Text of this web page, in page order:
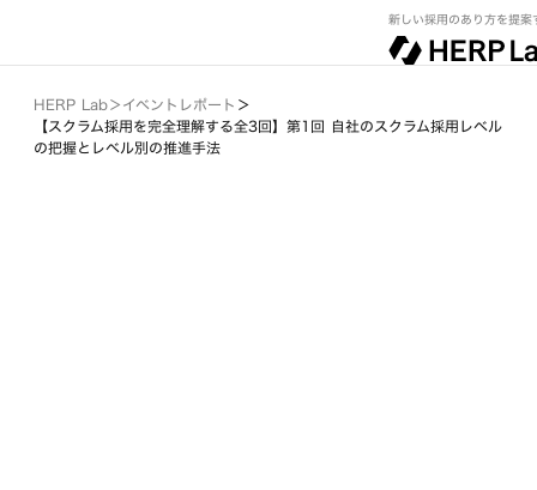
新しい採用のあり方を提案
HERP Lab＞イベントレポート ＞
【スクラム採用を完全理解する全3回】第1回 自社のスクラム採用レベル
の把握とレベル別の推進手法